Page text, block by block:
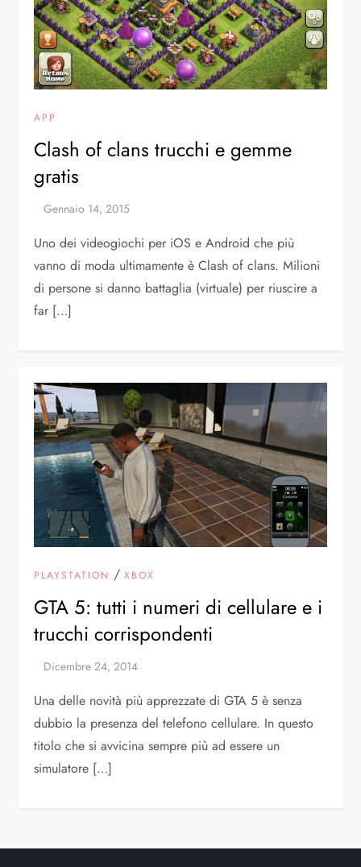
APP
Clash of clans trucchi e gemme
gratis
Uno dei videogiochi per iOS e Android che più
vanno di moda ultimamente è Clash of clans. Milioni
di persone si danno battaglia (virtuale) per riuscire a
far […]
PLAYSTATION /XBOX
GTA 5: tutti i numeri di cellulare e i
trucchi corrispondenti
Una delle novità più apprezzate di GTA 5 è senza
dubbio la presenza del telefono cellulare. In questo
titolo che si avvicina sempre più ad essere un
simulatore […]